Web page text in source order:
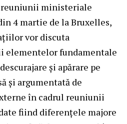
ministeriale
4 martie de la Bruxelles,
vor discuta
elementelor fundamentale
și apărare pe
și argumentată de
în cadrul reuniunii
fiind diferențele majore